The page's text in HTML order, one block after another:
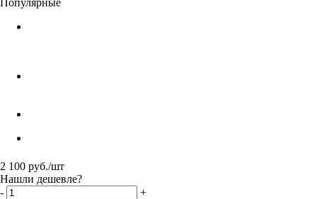
2 100 руб./шт
Нашли дешевле?
-
+